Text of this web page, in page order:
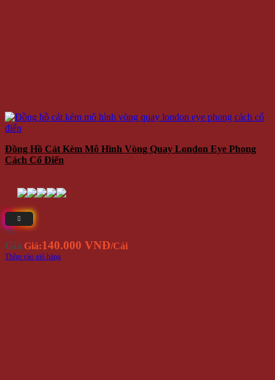
Đồng Hồ Cát Kèm Mô Hình Vòng Quay London Eye Phong
Cách Cổ Điển
⭐(5)
Giá Giá:140.000 VNĐ/Cái
Thêm vào giỏ hàng